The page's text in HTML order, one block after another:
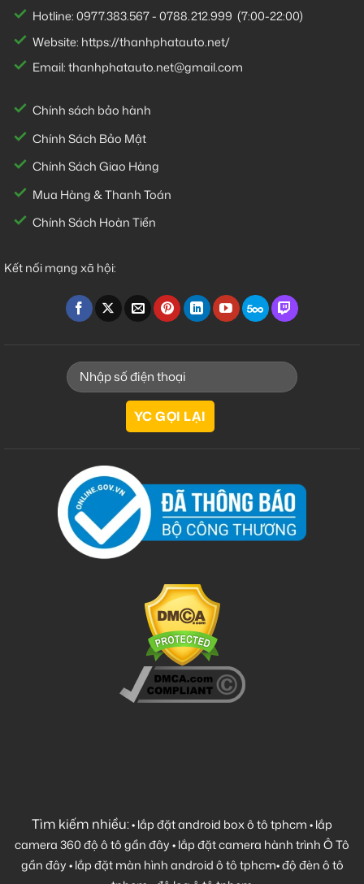
Hotline:0977.383.567-0788.212.999 (7:00-22:00)
Website: https://thanhphatauto.net/
Email:thanhphatauto.net@gmail.com
Chính sách bảo hành
Chính Sách Bảo Mật
Chính Sách Giao Hàng
Mua Hàng & Thanh Toán
Chính Sách Hoàn Tiền
Kết nối mạng xã hội:
Tìm kiếm nhiều:•lắp đặt android box ô tô tphcm•lắp
camera 360 độ ô tô gần đây•lắp đặt camera hành trình Ô Tô
gần đây•lắp đặt màn hình android ô tô tphcm•độ đèn ô tô